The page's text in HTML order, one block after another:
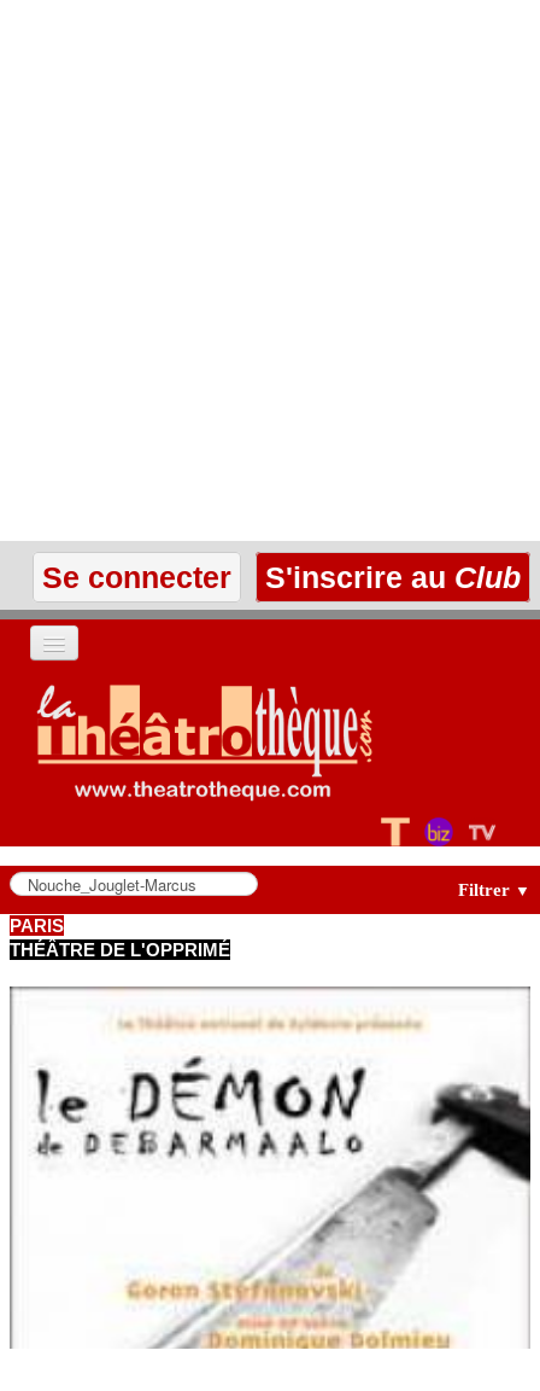
Se connecter S'inscrire au Club
ACCUEIL
LES TEXTES
LES ANNONCES
LE CLUB
Filtrer ▼
PARIS
THÉÂTRE DE L'OPPRIMÉ